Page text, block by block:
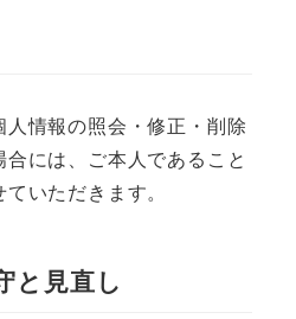
情報の照会・修正・削除
には、ご本人であること
いただきます。
と見直し